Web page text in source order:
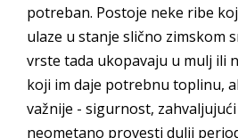
potreban. Postoje neke ribe
ulaze u stanje slično zimskom
vrste tada ukopavaju u mulj ili
koji im daje potrebnu toplinu,
važnije - sigurnost,
neometano provesti dulji